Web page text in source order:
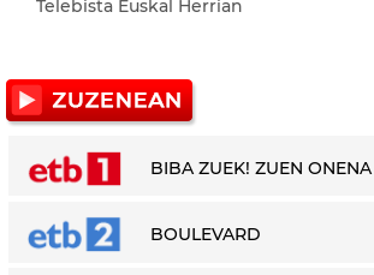
Telebista Euskal Herrian
BIBA ZUEK! ZUEN ONENA
BOULEVARD